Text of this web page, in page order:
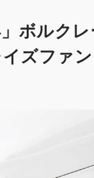
ボルク
ズファ